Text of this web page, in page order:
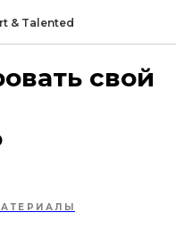
& Talented
свой